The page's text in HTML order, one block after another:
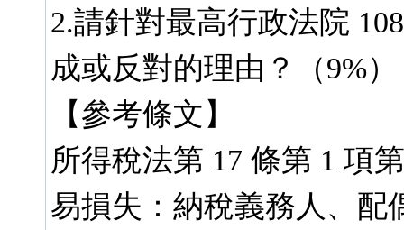
2.請針對最高行政法院
成或反對的理由？（9%）
【參考條文】
所得稅法第 17 條第 1 項
易損失：納稅義務人、配